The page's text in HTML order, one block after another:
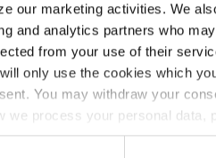
our marketing activities. We
and analytics partners who
from your use of their
only use the cookies which
You may withdraw your
we process your personal data,